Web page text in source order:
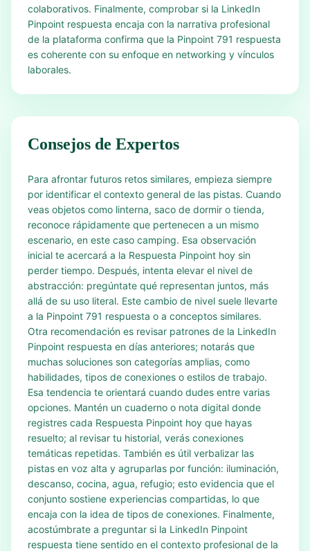
colaborativos. Finalmente, comprobar si la LinkedIn
Pinpoint respuesta encaja con la narrativa profesional
de la plataforma confirma que la Pinpoint 791 respuesta
es coherente con su enfoque en networking y vínculos
laborales.
Consejos de Expertos
Para afrontar futuros retos similares, empieza siempre
por identificar el contexto general de las pistas. Cuando
veas objetos como linterna, saco de dormir o tienda,
reconoce rápidamente que pertenecen a un mismo
escenario, en este caso camping. Esa observación
inicial te acercará a la Respuesta Pinpoint hoy sin
perder tiempo. Después, intenta elevar el nivel de
abstracción: pregúntate qué representan juntos, más
allá de su uso literal. Este cambio de nivel suele llevarte
a la Pinpoint 791 respuesta o a conceptos similares.
Otra recomendación es revisar patrones de la LinkedIn
Pinpoint respuesta en días anteriores; notarás que
muchas soluciones son categorías amplias, como
habilidades, tipos de conexiones o estilos de trabajo.
Esa tendencia te orientará cuando dudes entre varias
opciones. Mantén un cuaderno o nota digital donde
registres cada Respuesta Pinpoint hoy que hayas
resuelto; al revisar tu historial, verás conexiones
temáticas repetidas. También es útil verbalizar las
pistas en voz alta y agruparlas por función: iluminación,
descanso, cocina, agua, refugio; esto evidencia que el
conjunto sostiene experiencias compartidas, lo que
encaja con la idea de tipos de conexiones. Finalmente,
acostúmbrate a preguntar si la LinkedIn Pinpoint
respuesta tiene sentido en el contexto profesional de la